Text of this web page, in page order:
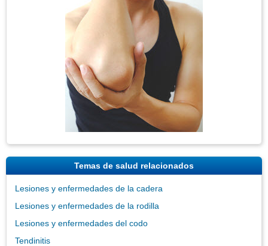
Temas de salud relacionados
Lesiones y enfermedades de la cadera
Lesiones y enfermedades de la rodilla
Lesiones y enfermedades del codo
Tendinitis